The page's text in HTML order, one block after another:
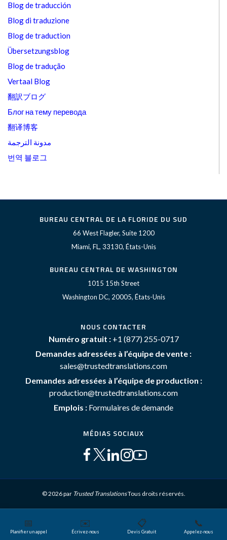
Blog de traducción
Blog di traduzione
Blog de traduction
Übersetzungsblog
Blog de tradução
Vertaal Blog
翻訳ブログ
Блог на тему перевода
翻译博客
مدونة الترجمة
번역 블로그
BUREAU CENTRAL DE LA FLORIDE DU SUD
66 West Flagler, Suite 1200
Miami, FL, 33130, États-Unis
BUREAU CENTRAL DE WASHINGTON
1015 15th Street
Washington DC, 20005, États-Unis
NOUS CONTACTER
Numéro gratuit : +1 (877) 255-0717
Demandes adressées à l’équipe de vente :
sales@trustedtranslations.com
Demandes adressées à l’équipe de production :
production@trustedtranslations.com
Emplois : Formulaires de demande
MÉDIAS SOCIAUX
© 2026 par Trusted TranslationsTous droits réservés.
Plan du site Conditions générales Politique de Confidentialité
📅
Planifier un appel
✉️
Écrivez-nous
📋
Devis Gratuit
📞
Appelez-nous